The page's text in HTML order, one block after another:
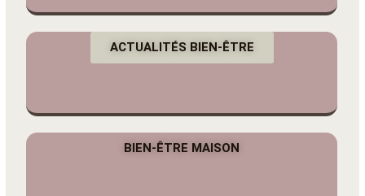
ACTUALITÉS BIEN-ÊTRE
BIEN-ÊTRE MAISON